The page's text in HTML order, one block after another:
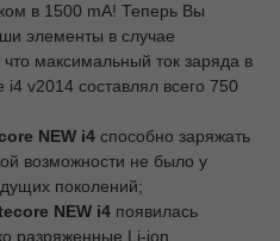
в 1500 mA! Теперь Вы
элементы в случае
максимальный ток заряда в
v2014 составлял всего 750
NEW i4 способно заряжать
возможности не было у
поколений;
NEW i4 появилась
разряженные Li-ion